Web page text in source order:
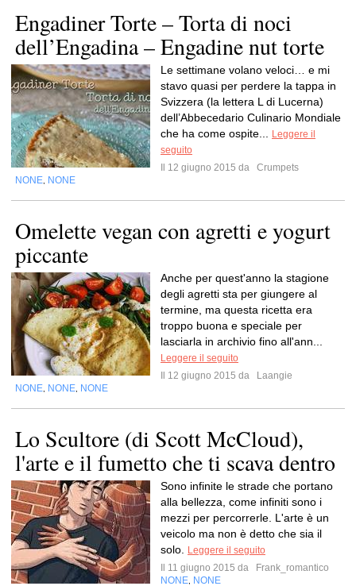
Engadiner Torte – Torta di noci
dell’Engadina – Engadine nut torte
Le settimane volano veloci… e mi
stavo quasi per perdere la tappa in
Svizzera (la lettera L di Lucerna)
dell’Abbecedario Culinario Mondiale
che ha come ospite...
Leggere il
seguito
Il 12 giugno 2015 da
Crumpets
NONE NONE
Omelette vegan con agretti e yogurt
piccante
Anche per quest'anno la stagione
degli agretti sta per giungere al
termine, ma questa ricetta era
troppo buona e speciale per
lasciarla in archivio fino all'ann...
Leggere il seguito
Il 12 giugno 2015 da
Laangie
NONE NONE NONE
Lo Scultore (di Scott McCloud),
l'arte e il fumetto che ti scava dentro
Sono infinite le strade che portano
alla bellezza, come infiniti sono i
mezzi per percorrerle. L'arte è un
veicolo ma non è detto che sia il
solo.
Leggere il seguito
Il 11 giugno 2015 da
Frank_romantico
NONE NONE